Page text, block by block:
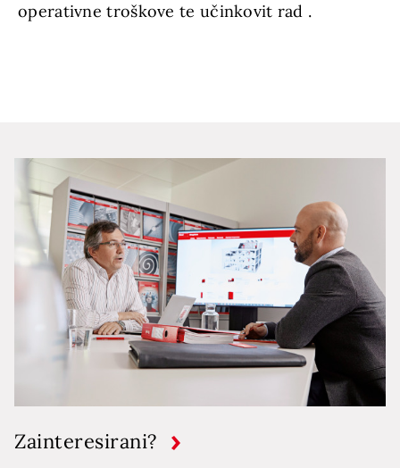
operativne troškove te učinkovit rad .
Zainteresirani?